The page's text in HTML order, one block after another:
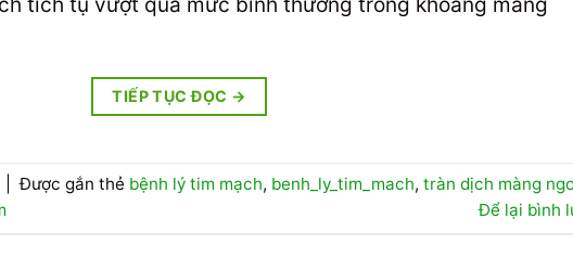
TIẾP TỤC ĐỌC →
Được gắn thẻ bệnh lý tim mạch, benh_ly_tim_mach, tràn dịch màng
Để lại bình